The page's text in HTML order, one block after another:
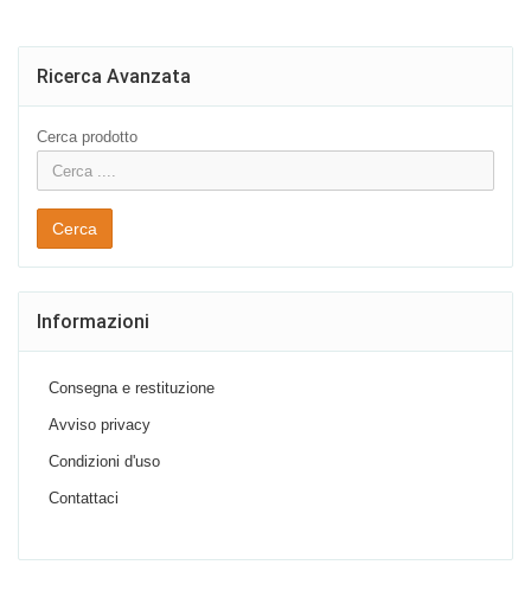
Ricerca Avanzata
Cerca prodotto
Cerca
Informazioni
Consegna e restituzione
Avviso privacy
Condizioni d'uso
Contattaci